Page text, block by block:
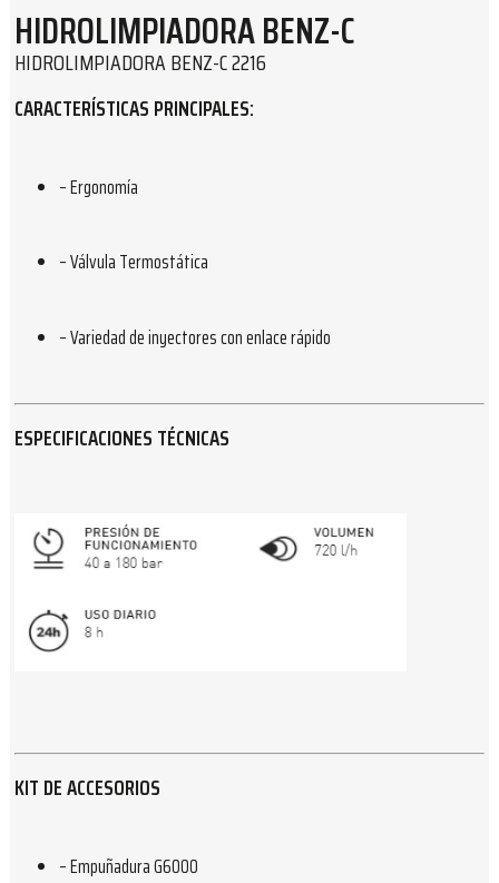
HIDROLIMPIADORA BENZ-C
HIDROLIMPIADORA BENZ-C 2216
CARACTERÍSTICAS PRINCIPALES:
– Ergonomía
– Válvula Termostática
– Variedad de inyectores con enlace rápido
ESPECIFICACIONES TÉCNICAS
KIT DE ACCESORIOS
– Empuñadura G6000